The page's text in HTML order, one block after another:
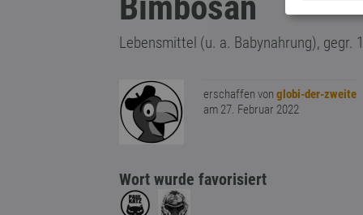
Lebensmittel (u. a. Babynahrung), gegr.
erschaffen von globi-der-zweite
am 27. Februar 2022
Wort wurde favorisiert